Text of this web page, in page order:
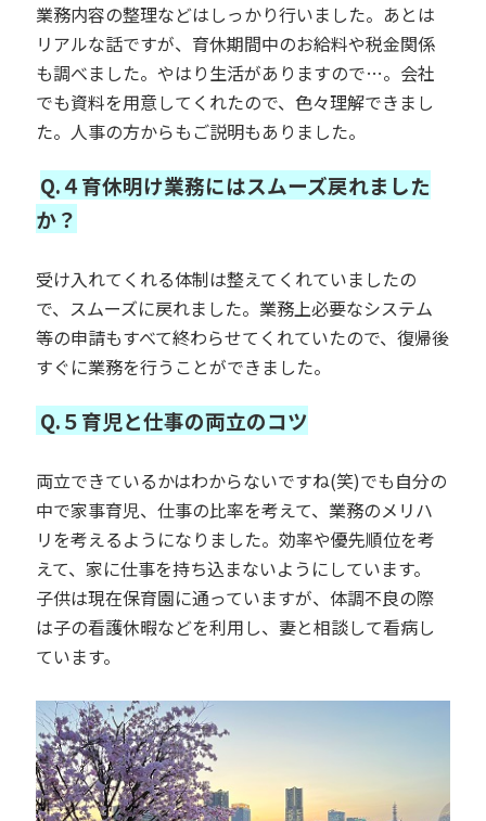
業務内容の整理などはしっかり行いました。あとは
リアルな話ですが、育休期間中のお給料や税金関係
も調べました。やはり生活がありますので…。会社
でも資料を用意してくれたので、色々理解できまし
た。人事の方からもご説明もありました。
Q.４育休明け業務にはスムーズ戻れました
か？
受け入れてくれる体制は整えてくれていましたの
で、スムーズに戻れました。業務上必要なシステム
等の申請もすべて終わらせてくれていたので、復帰後
すぐに業務を行うことができました。
Q.５育児と仕事の両立のコツ
両立できているかはわからないですね(笑)でも自分の
中で家事育児、仕事の比率を考えて、業務のメリハ
リを考えるようになりました。効率や優先順位を考
えて、家に仕事を持ち込まないようにしています。
子供は現在保育園に通っていますが、体調不良の際
は子の看護休暇などを利用し、妻と相談して看病し
ています。